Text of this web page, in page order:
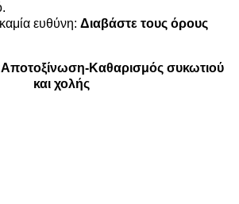
ευθύνη: Διαβάστε τους όρους
Αποτοξίνωση-Καθαρισμός συκωτιού
και χολής